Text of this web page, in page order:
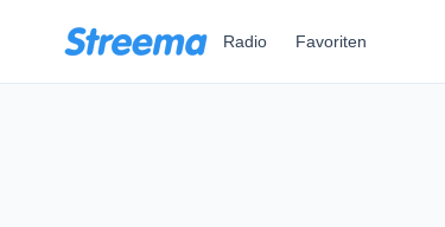
Radio Favoriten